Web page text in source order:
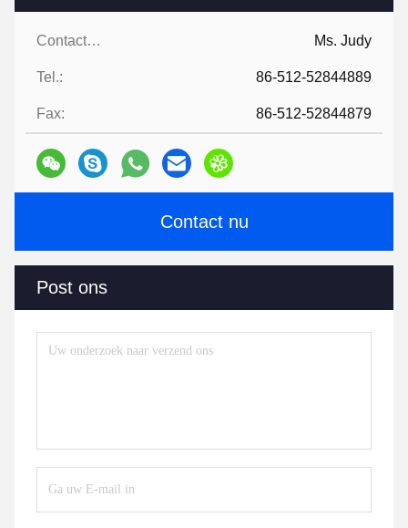
Contacten: Ms. Judy
Tel.: 86-512-52844889
Fax: 86-512-52844879
Contact nu
Post ons